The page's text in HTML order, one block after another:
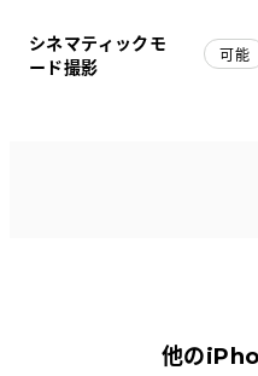
シネマティックモ
ード撮影
可能
他の